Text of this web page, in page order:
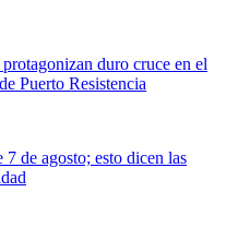
duro cruce en el
Puerto Resistencia
de agosto; esto dicen las